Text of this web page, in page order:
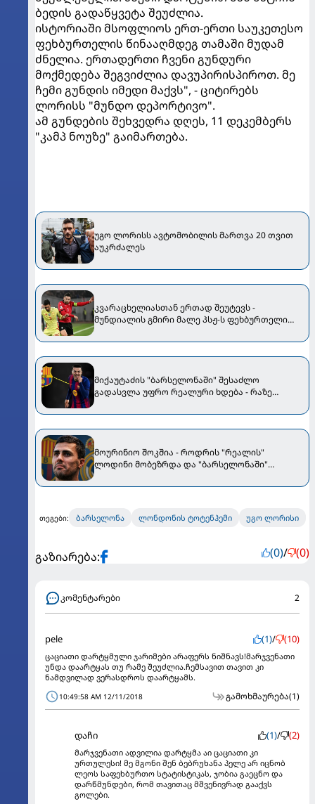
ბედის გადაწყვეტა შეუძლია.
ისტორიაში მსოფლიოს ერთ-ერთი საუკეთესო
ფეხბურთელის წინააღმდეგ თამაში მუდამ
ძნელია. ერთადერთი ჩვენი გუნდური
მოქმედება შეგვიძლია დავუპირისპიროთ. მე
ჩემი გუნდის იმედი მაქვს", - ციტირებს
ლორისს "მუნდო დეპორტივო".
ამ გუნდების შეხვედრა დღეს, 11 დეკემბერს
"კამპ ნოუზე" გაიმართება.
უგო ლორისს ავტომობილის მართვა 20 თვით
აუკრძალეს
კვარაცხელიასთან ერთად შეუტევს -
მუნდიალის გმირი მალე პსჟ-ს ფეხბურთელი
მიქაუტაძის "ბარსელონაში" შესაძლო
გადასვლა უფრო რეალური ხდება - რაზე
მწვრთნელს
მოურინიო შოკშია - როდრის "რეალის"
ლოდინი მობეზრდა და "ბარსელონაში"
თეგები: ბარსელონა ლონდონის ტოტენჰემი უგო ლორისი
გაზიარება: (0)/ (0)
კომენტარები 2
pele (1)/ (10)
ცაციათი დარტყმული ჯარიმები არაფერს ნიშნავს!მარჯვენათი
უნდა დაარტყას თუ რამე შეუძლია.ჩემსავით თავით კი
ნამდვილად ვერასდროს დაარტყამს.
10:49:58 AM 12/11/2018 გამოხმაურება(1)
დაჩი (1)/ (2)
მარჯვენათი ადვილია დარტყმა აი ცაციათი კი
ურთულესი! მე მგონი შენ ბებრუხანა პელე არ იცნობ
ლეოს საფეხბურთო სტატისტიკას, ჯობია გაეცნო და
დარწმუნდები, რომ თავითაც მშვენივრად გააქვს
გოლები.